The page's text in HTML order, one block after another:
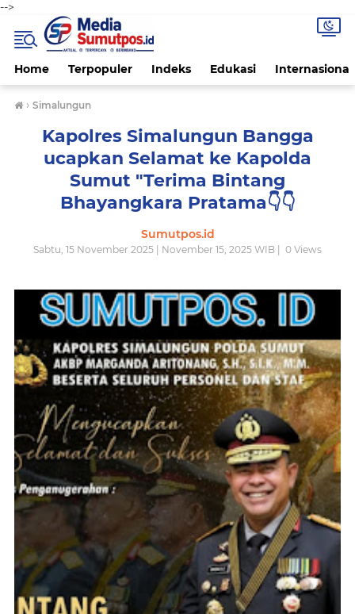
-->
Home Terpopuler Indeks Edukasi Internasional
› Simalungun
Kapolres Simalungun Bangga
ucapkan Selamat ke Kapolda
Sumut "Terima Bintang
Bhayangkara Pratama👇👇
Sumutpos.id
Sabtu, 15 November 2025 | November 15, 2025 WIB | 0 Views